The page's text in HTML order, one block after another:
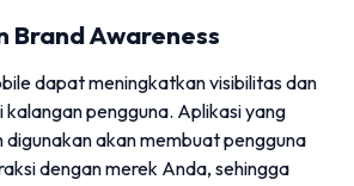
Brand Awareness
dapat meningkatkan visibilitas dan
pengguna. Aplikasi yang
digunakan akan membuat pengguna
dengan merek Anda, sehingga